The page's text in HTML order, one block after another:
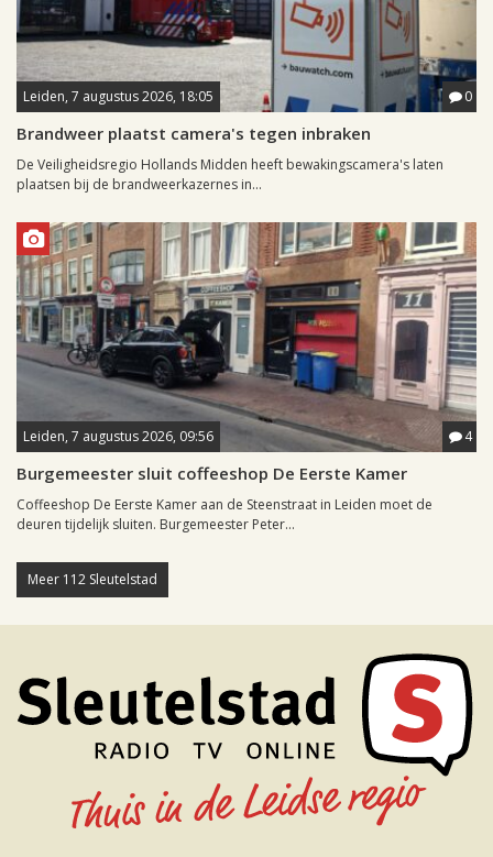
Leiden, 7 augustus 2026, 18:05 0
Brandweer plaatst camera's tegen inbraken
De Veiligheidsregio Hollands Midden heeft bewakingscamera's laten
plaatsen bij de brandweerkazernes in...
Leiden, 7 augustus 2026, 09:56 4
Burgemeester sluit coffeeshop De Eerste Kamer
Coffeeshop De Eerste Kamer aan de Steenstraat in Leiden moet de
deuren tijdelijk sluiten. Burgemeester Peter...
Meer 112 Sleutelstad